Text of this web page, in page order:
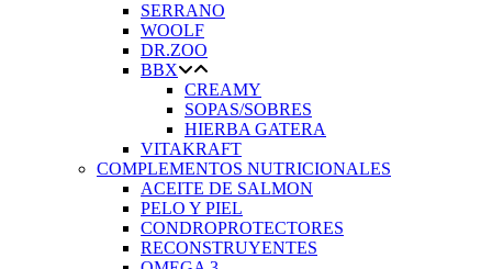
SERRANO
WOOLF
DR.ZOO
BBX
CREAMY
SOPAS/SOBRES
HIERBA GATERA
VITAKRAFT
COMPLEMENTOS NUTRICIONALES
ACEITE DE SALMON
PELO Y PIEL
CONDROPROTECTORES
RECONSTRUYENTES